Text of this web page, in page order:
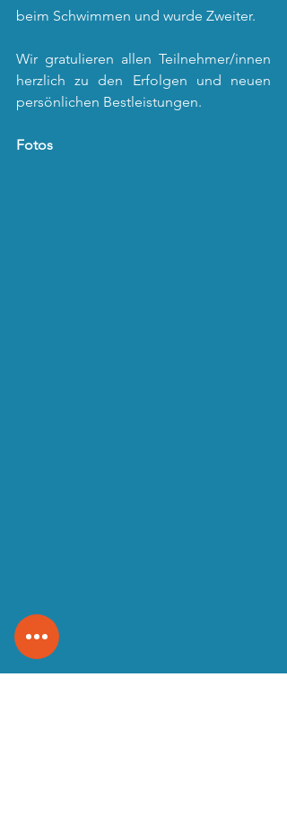
beim Schwimmen und wurde Zweiter.
Wir gratulieren allen Teilnehmer/innen
herzlich zu den Erfolgen und neuen
persönlichen Bestleistungen.
Fotos